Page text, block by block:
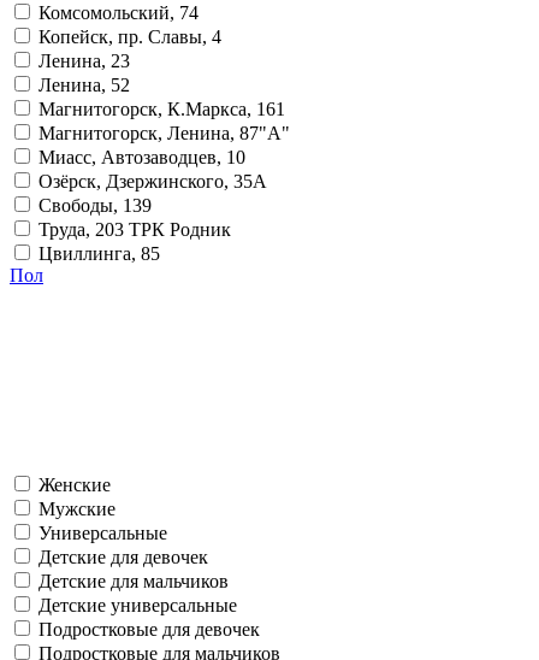
Комсомольский, 74
Копейск, пр. Славы, 4
Ленина, 23
Ленина, 52
Магнитогорск, К.Маркса, 161
Магнитогорск, Ленина, 87"А"
Миасс, Автозаводцев, 10
Озёрск, Дзержинского, 35А
Свободы, 139
Труда, 203 ТРК Родник
Цвиллинга, 85
Пол
Женские
Мужские
Универсальные
Детские для девочек
Детские для мальчиков
Детские универсальные
Подростковые для девочек
Подростковые для мальчиков